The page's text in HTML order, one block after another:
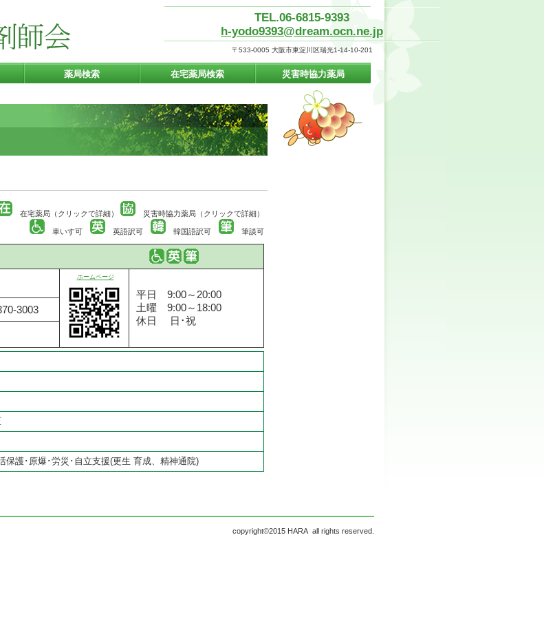
TEL.06-6815-9393
h-yodo9393@dream.ocn.ne.jp
〒533-0005 大阪市東淀川区瑞光1-14-10-201
在宅薬局（クリックで詳細） 災害時協力薬局（クリックで詳細）
車いす可 英語訳可 韓国語訳可 筆談可
ホームページ
平日 9:00～20:00
土曜 9:00～18:00
休日 日･祝
3003
保護･原爆･労災･自立支援(更生 育成、精神通院)
薬局検索 在宅薬局検索 災害時協力薬局
copyright©2015 HARA all rights reserved.